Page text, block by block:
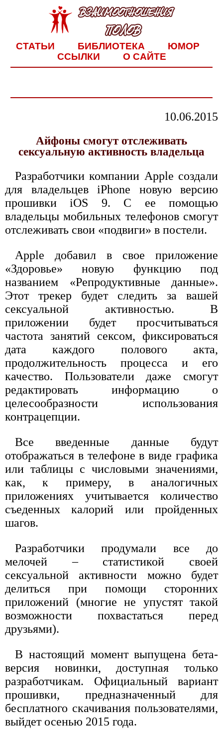
СТАТЬИ БИБЛИОТЕКА
ЮМОР
ССЫЛКИ
О САЙТЕ
10.06.2015
Айфоны смогут отслеживать
сексуальную активность владельца
Разработчики компании Apple создали
для владельцев iPhone новую версию
прошивки iOS 9. С ее помощью
владельцы мобильных телефонов смогут
отслеживать свои «подвиги» в постели.
Apple добавил в свое приложение
«Здоровье» новую функцию под
названием «Репродуктивные данные».
Этот трекер будет следить за вашей
сексуальной активностью. В
приложении будет просчитываться
частота занятий сексом, фиксироваться
дата каждого полового акта,
продолжительность процесса и его
качество. Пользователи даже смогут
редактировать информацию о
целесообразности использования
контрацепции.
Все введенные данные будут
отображаться в телефоне в виде графика
или таблицы с числовыми значениями,
как, к примеру, в аналогичных
приложениях учитывается количество
съеденных калорий или пройденных
шагов.
Разработчики продумали все до
мелочей – статистикой своей
сексуальной активности можно будет
делиться при помощи сторонних
приложений (многие не упустят такой
возможности похвастаться перед
друзьями).
В настоящий момент выпущена бета-
версия новинки, доступная только
разработчикам. Официальный вариант
прошивки, предназначенный для
бесплатного скачивания пользователями,
выйдет осенью 2015 года.